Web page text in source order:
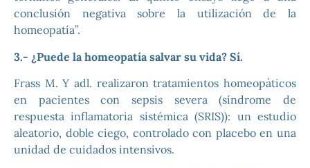
conclusión negativa sobre la utilización de la
homeopatía”.
3.- ¿Puede la homeopatía salvar su vida? Sí.
Frass M. Y adl. realizaron tratamientos homeopáticos
en pacientes con sepsis severa (síndrome de
respuesta inflamatoria sistémica (SRIS)): un estudio
aleatorio, doble ciego, controlado con placebo en una
unidad de cuidados intensivos.